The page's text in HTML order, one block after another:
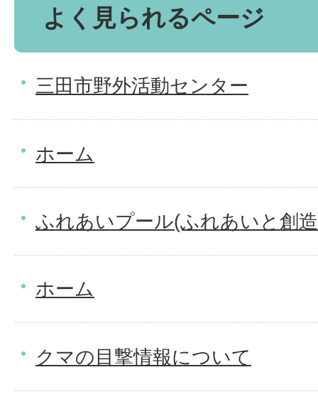
よく見られるページ
三田市野外活動センター
ホーム
ふれあいプール(ふれあいと創
ホーム
クマの目撃情報について